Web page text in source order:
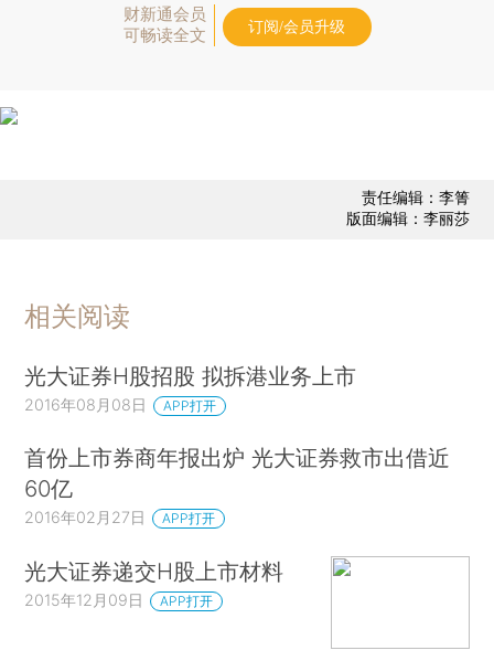
财新通会员
可畅读全文
订阅/会员升级
责任编辑：李箐
版面编辑：李丽莎
相关阅读
光大证券H股招股 拟拆港业务上市
2016年08月08日 APP打开
首份上市券商年报出炉 光大证券救市出借近
60亿
2016年02月27日 APP打开
光大证券递交H股上市材料
2015年12月09日 APP打开